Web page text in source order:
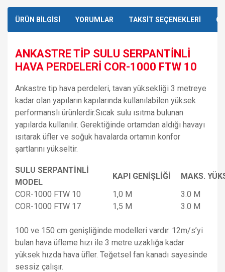
ÜRÜN BİLGİSİ YORUMLAR TAKSİT SEÇENEKLERİ
ANKASTRE TİP SULU SERPANTİNLİ
HAVA PERDELERİ COR-1000 FTW 10
Ankastre tip hava perdeleri, tavan yüksekliği 3 metreye
kadar olan yapıların kapılarında kullanılabilen yüksek
performanslı ürünlerdir.Sıcak sulu ısıtma bulunan
yapılarda kullanılır. Gerektiğinde ortamdan aldığı havayı
ısıtarak üfler ve soğuk havalarda ortamın konfor
şartlarını yükseltir.
SULU SERPANTİNLİ
MODEL
KAPI GENİŞLİĞİ
MAKS.
COR-1000 FTW 10
1,0 M
3.0 M
COR-1000 FTW 17
1,5 M 3.0 M
100 ve 150 cm genişliğinde modelleri vardır. 12m/s’yi
bulan hava üfleme hızı ile 3 metre uzaklığa kadar
yüksek hızda hava üfler. Teğetsel fan kanadı sayesinde
sessiz çalışır.